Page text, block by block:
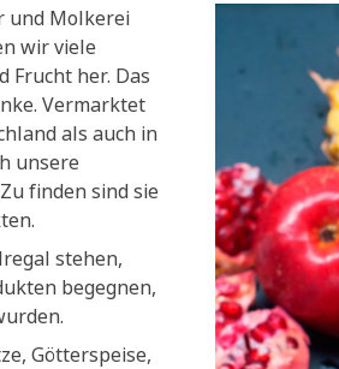
und Molkerei
wir viele
Frucht her. Das
Vermarktet
als auch in
unsere
finden sind sie
stehen,
begegnen,
Götterspeise,